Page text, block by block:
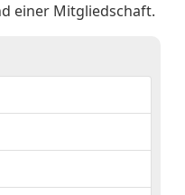
einer Mitgliedschaft.